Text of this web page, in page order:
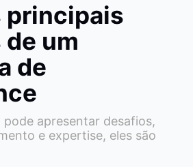
principais
um
de
apresentar desafios,
e expertise, eles são